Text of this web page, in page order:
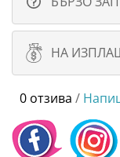
НА
0 отзива /